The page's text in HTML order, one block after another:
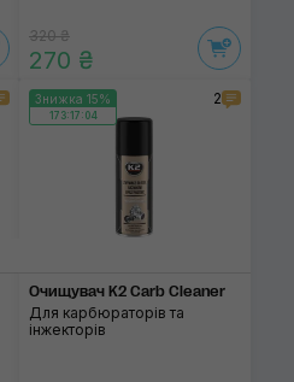
320 ₴
270 ₴
Знижка 15%
173:17:03
2
Очищувач K2 Carb Cleaner
Для карбюраторів та
інжекторів